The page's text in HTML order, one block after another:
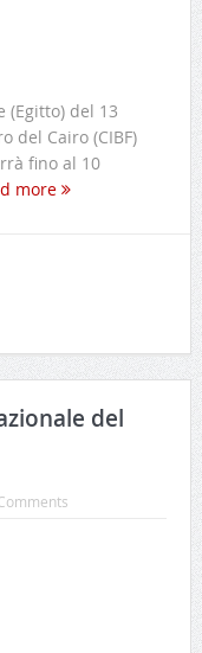
(Egitto) del 13
del Cairo (CIBF)
fino al 10
more
del